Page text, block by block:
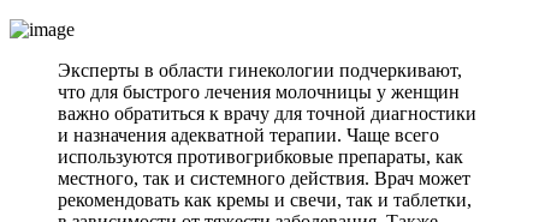
Эксперты в области гинекологии подчеркивают,
что для быстрого лечения молочницы у женщин
важно обратиться к врачу для точной диагностики
и назначения адекватной терапии. Чаще всего
используются противогрибковые препараты, как
местного, так и системного действия. Врач может
рекомендовать как кремы и свечи, так и таблетки,